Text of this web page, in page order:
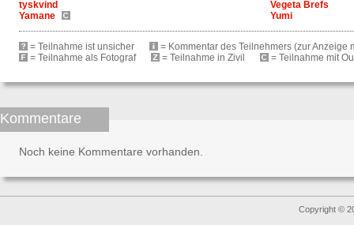
tyskvind
Vegeta Brefs
Yamane
Yumi
= Teilnahme ist unsicher
= Kommentar des Teilnehmers (zur Anzeige
= Teilnahme als Fotograf
= Teilnahme in Zivil = Teilnahme mit
Kommentare
Noch keine Kommentare vorhanden.
Copyright ©